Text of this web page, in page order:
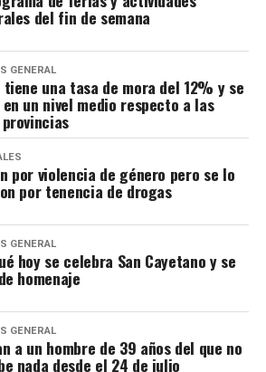
del fin de semana
GENERAL
tiene una tasa de mora del 12% y se
un nivel medio respecto a las
por violencia de género pero se lo
por tenencia de drogas
GENERAL
hoy se celebra San Cayetano y se
homenaje
GENERAL
a un hombre de 39 años del que no
nada desde el 24 de julio